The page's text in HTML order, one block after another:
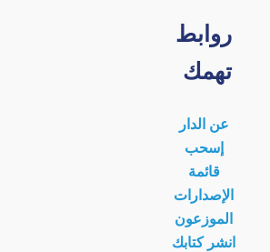
روابط
تهمك
عن الدار
إسحب
قائمة
الإصدارات
الموزعون
انشر كتابك